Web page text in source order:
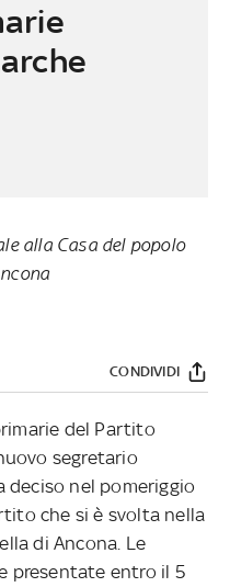
alla Casa del popolo
CONDIVIDI
del Partito
segretario
deciso nel pomeriggio
che si è svolta nella
di Ancona. Le
presentate entro il 5